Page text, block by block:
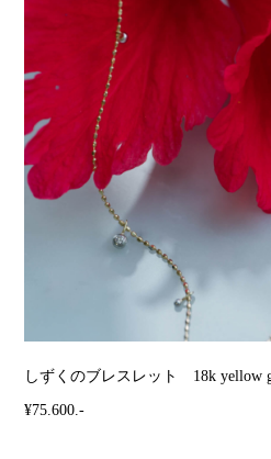
しずくのブレスレット 18k yellow
¥75.600.-